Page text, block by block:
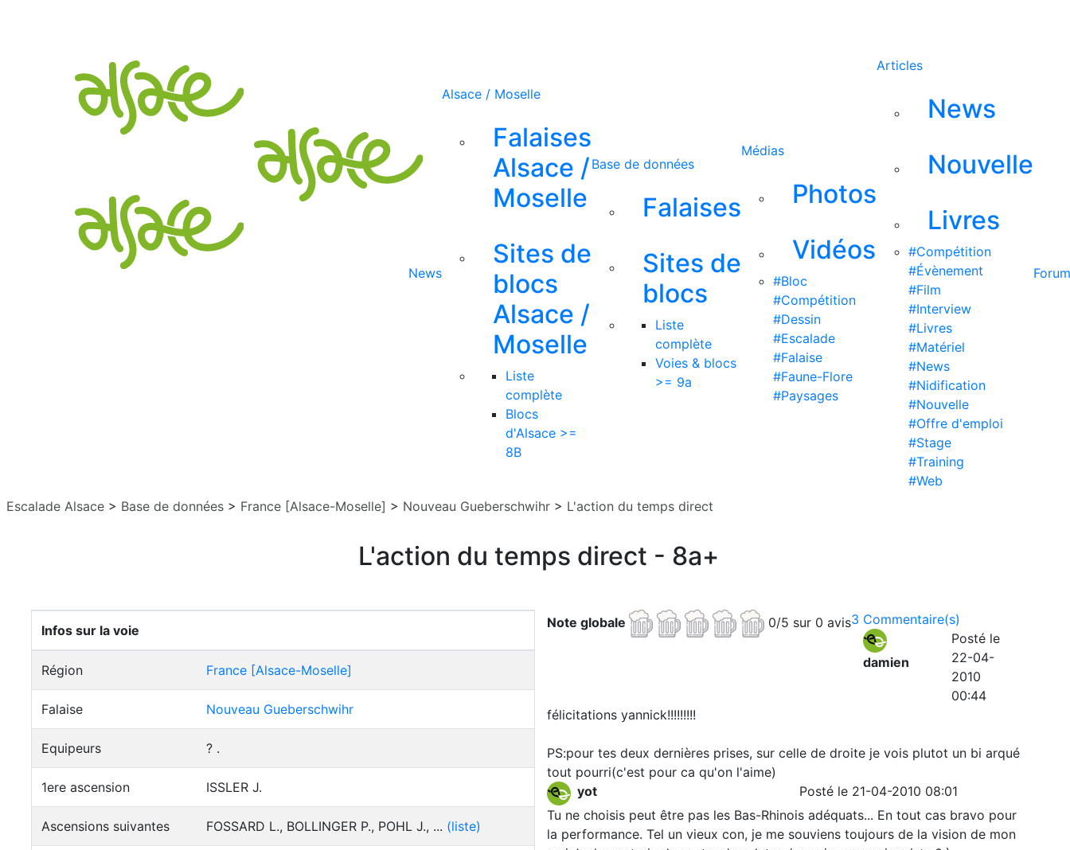
News
Alsace / Moselle
Falaises
Alsace /
Moselle
Sites de
blocs
Alsace /
Moselle
Liste
complète
Blocs
d'Alsace >=
8B
Base de données
Falaises
Sites de
blocs
Liste
complète
Voies & blocs
>= 9a
Médias
Photos
Vidéos
#Bloc
#Compétition
#Dessin
#Escalade
#Falaise
#Faune-Flore
#Paysages
Articles
News
Nouvelle
Livres
#Compétition
#Évènement
#Film
#Interview
#Livres
#Matériel
#News
#Nidification
#Nouvelle
#Offre d'emploi
#Stage
#Training
#Web
Forum
Escalade Alsace > Base de données > France [Alsace-Moselle] > Nouveau Gueberschwihr > L'action du temps direct
L'action du temps direct - 8a+
Infos sur la voie
Région France [Alsace-Moselle]
Falaise Nouveau Gueberschwihr
Equipeurs ? .
1ere ascension ISSLER J.
Ascensions suivantes FOSSARD L., BOLLINGER P., POHL J., ... (liste)
3 Commentaire(s)
Note globale 0/5 sur 0 avis
damien
Posté le
22-04-
2010
00:44
félicitations yannick!!!!!!!!!
PS:pour tes deux dernières prises, sur celle de droite je vois plutot un bi arqué
tout pourri(c'est pour ca qu'on l'aime)
yot
Posté le 21-04-2010 08:01
Tu ne choisis peut être pas les Bas-Rhinois adéquats... En tout cas bravo pour
la performance. Tel un vieux con, je me souviens toujours de la vision de mon